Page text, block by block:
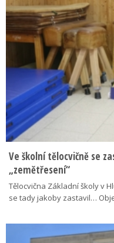
Ve školní tělocvičně se
„zemětřesení“
Tělocvična Základní školy v
se tady jakoby zastavil…